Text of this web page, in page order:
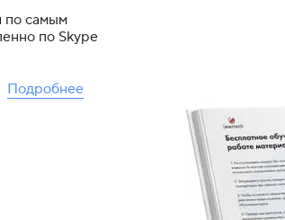
по самым
по Skype
Подробнее